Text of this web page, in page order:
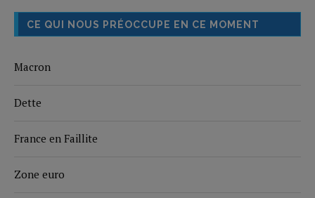
CE QUI NOUS PRÉOCCUPE EN CE MOMENT
Macron
Dette
France en Faillite
Zone euro